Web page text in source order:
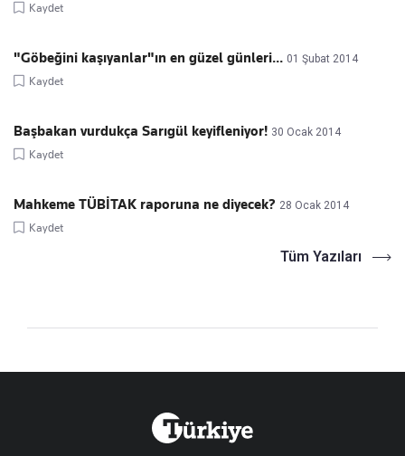
Kaydet
"Göbeğini kaşıyanlar"ın en güzel günleri... 01 Şubat 2014
Kaydet
Başbakan vurdukça Sarıgül keyifleniyor! 30 Ocak 2014
Kaydet
Mahkeme TÜBİTAK raporuna ne diyecek? 28 Ocak 2014
Kaydet
Tüm Yazıları